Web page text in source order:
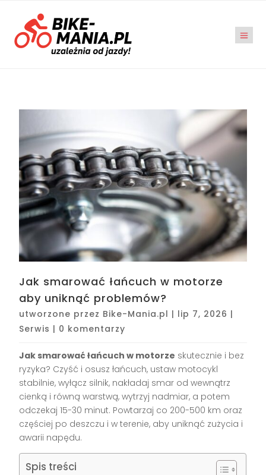
Jak smarować łańcuch w motorze
aby uniknąć problemów?
utworzone przez Bike-Mania.pl | lip 7, 2026 |
Serwis | 0 komentarzy
Jak smarować łańcuch w motorze skutecznie i bez
ryzyka? Czyść i osusz łańcuch, ustaw motocykl
stabilnie, wyłącz silnik, nakładaj smar od wewnątrz
cienką i równą warstwą, wytrzyj nadmiar, a potem
odczekaj 15-30 minut. Powtarzaj co 200-500 km oraz
częściej po deszczu i w terenie, aby uniknąć zużycia i
awarii napędu.
Spis treści